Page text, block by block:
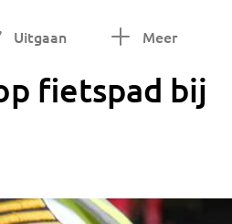
Uitgaan Meer
fietspad bij